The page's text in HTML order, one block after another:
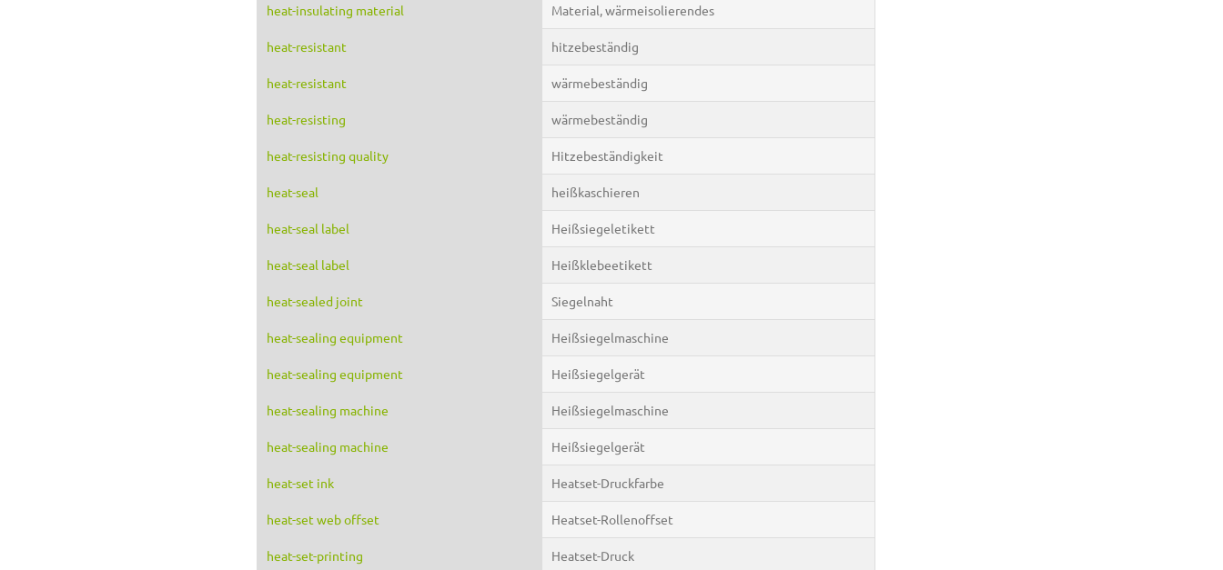
heat-insulating material Material, wärmeisolierendes
heat-resistant hitzebeständig
heat-resistant wärmebeständig
heat-resisting wärmebeständig
heat-resisting quality Hitzebeständigkeit
heat-seal heißkaschieren
heat-seal label Heißsiegeletikett
heat-seal label Heißklebeetikett
heat-sealed joint Siegelnaht
heat-sealing equipment Heißsiegelmaschine
heat-sealing equipment Heißsiegelgerät
heat-sealing machine Heißsiegelmaschine
heat-sealing machine Heißsiegelgerät
heat-set ink Heatset-Druckfarbe
heat-set web offset Heatset-Rollenoffset
heat-set-printing Heatset-Druck